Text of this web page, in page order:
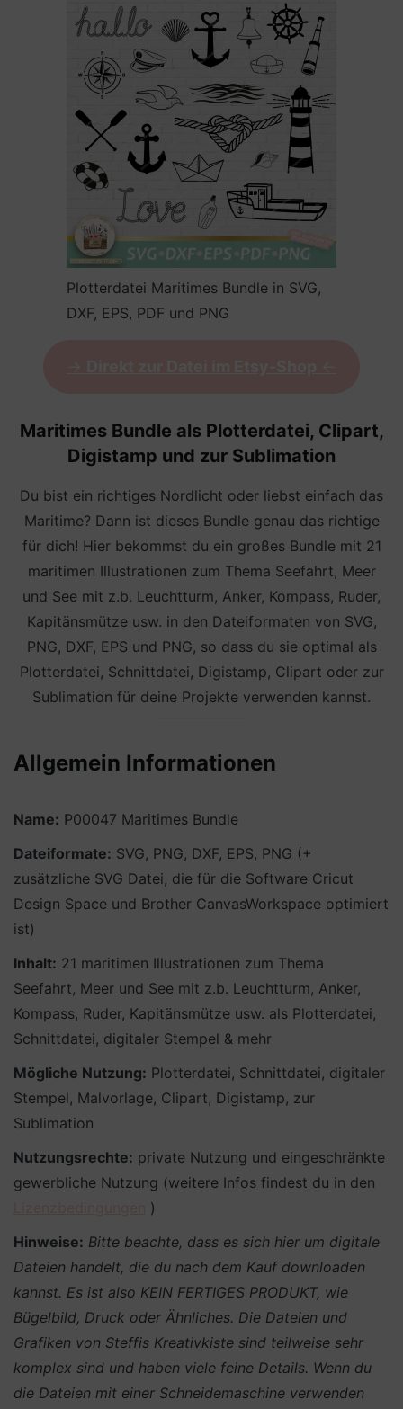
Plotterdatei Maritimes Bundle in SVG,
DXF, EPS, PDF und PNG
Maritimes Bundle als Plotterdatei, Clipart,
Digistamp und zur Sublimation
Du bist ein richtiges Nordlicht oder liebst einfach das
Maritime? Dann ist dieses Bundle genau das richtige
für dich! Hier bekommst du ein großes Bundle mit 21
maritimen Illustrationen zum Thema Seefahrt, Meer
und See mit z.b. Leuchtturm, Anker, Kompass, Ruder,
Kapitänsmütze usw. in den Dateiformaten von SVG,
PNG, DXF, EPS und PNG, so dass du sie optimal als
Plotterdatei, Schnittdatei, Digistamp, Clipart oder zur
Sublimation für deine Projekte verwenden kannst.
Allgemein Informationen
Name: P00047 Maritimes Bundle
Dateiformate: SVG, PNG, DXF, EPS, PNG (+
zusätzliche SVG Datei, die für die Software Cricut
Design Space und Brother CanvasWorkspace optimiert
ist)
Inhalt: 21 maritimen Illustrationen zum Thema
Seefahrt, Meer und See mit z.b. Leuchtturm, Anker,
Kompass, Ruder, Kapitänsmütze usw. als Plotterdatei,
Schnittdatei, digitaler Stempel & mehr
Mögliche Nutzung: Plotterdatei, Schnittdatei, digitaler
Stempel, Malvorlage, Clipart, Digistamp, zur
Sublimation
Nutzungsrechte: private Nutzung und eingeschränkte
gewerbliche Nutzung (weitere Infos findest du in den
)
Hinweise: Bitte beachte, dass es sich hier um digitale
Dateien handelt, die du nach dem Kauf downloaden
kannst. Es ist also KEIN FERTIGES PRODUKT, wie
Bügelbild, Druck oder Ähnliches. Die Dateien und
Grafiken von Steffis Kreativkiste sind teilweise sehr
komplex sind und haben viele feine Details. Wenn du
die Dateien mit einer Schneidemaschine verwenden